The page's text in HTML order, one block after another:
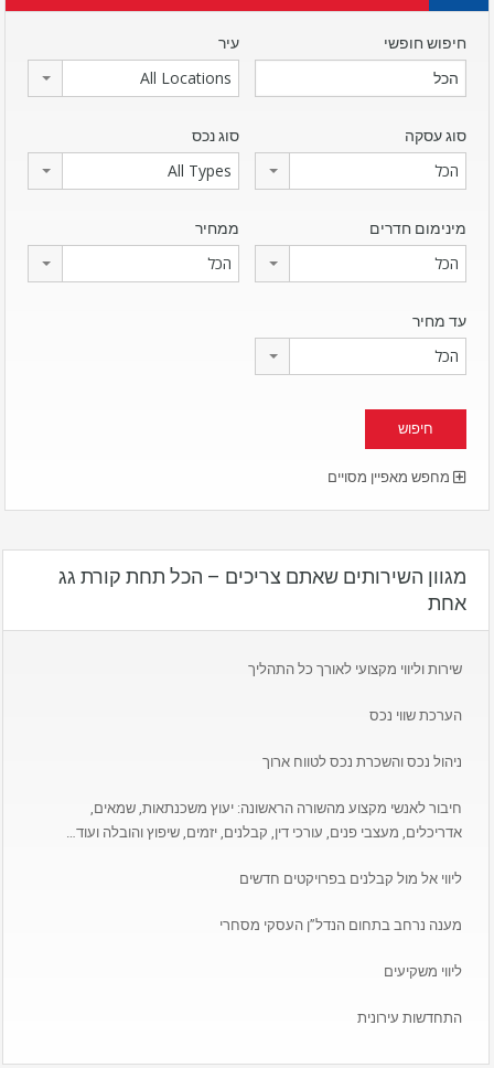
חיפוש חופשי עיר
All Locations
סוג עסקה
הכל
סוג נכס
All Types
מינימום חדרים
הכל
ממחיר
הכל
עד מחיר
הכל
מחפש מאפיין מסויים
מגוון השירותים שאתם צריכים – הכל תחת קורת גג
אחת
שירות וליווי מקצועי לאורך כל התהליך
הערכת שווי נכס
ניהול נכס והשכרת נכס לטווח ארוך
חיבור לאנשי מקצוע מהשורה הראשונה: יעוץ משכנתאות, שמאים,
אדריכלים, מעצבי פנים, עורכי דין, קבלנים, יזמים, שיפוץ והובלה ועוד…
ליווי אל מול קבלנים בפרויקטים חדשים
מענה נרחב בתחום הנדל”ן העסקי מסחרי
ליווי משקיעים
התחדשות עירונית